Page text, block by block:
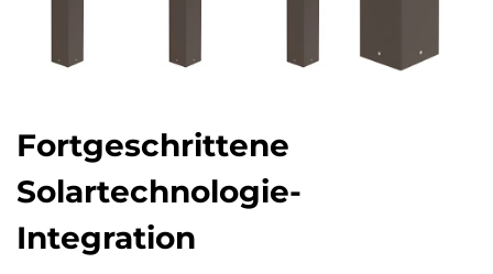
Fortgeschrittene
Solartechnologie-
Integration